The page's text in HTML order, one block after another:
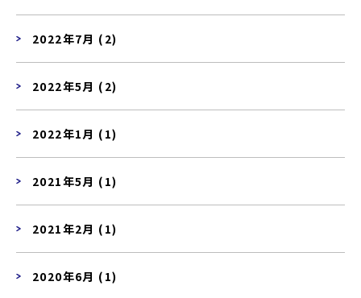
2022年7月 (2)
2022年5月 (2)
2022年1月 (1)
2021年5月 (1)
2021年2月 (1)
2020年6月 (1)